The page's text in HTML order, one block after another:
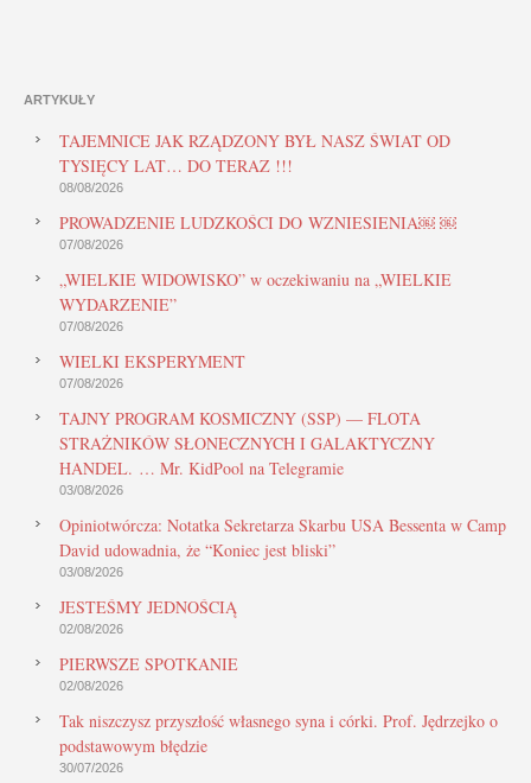
ARTYKUŁY
TAJEMNICE JAK RZĄDZONY BYŁ NASZ ŚWIAT OD
TYSIĘCY LAT… DO TERAZ !!!
08/08/2026
PROWADZENIE LUDZKOŚCI DO WZNIESIENIA￼ ￼
07/08/2026
„WIELKIE WIDOWISKO” w oczekiwaniu na „WIELKIE
WYDARZENIE”
07/08/2026
WIELKI EKSPERYMENT
07/08/2026
TAJNY PROGRAM KOSMICZNY (SSP) — FLOTA
STRAŻNIKÓW SŁONECZNYCH I GALAKTYCZNY
HANDEL. … Mr. KidPool na Telegramie
03/08/2026
Opiniotwórcza: Notatka Sekretarza Skarbu USA Bessenta w Camp
David udowadnia, że “Koniec jest bliski”
03/08/2026
JESTEŚMY JEDNOŚCIĄ
02/08/2026
PIERWSZE SPOTKANIE
02/08/2026
Tak niszczysz przyszłość własnego syna i córki. Prof. Jędrzejko o
podstawowym błędzie
30/07/2026